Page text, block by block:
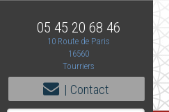
05 45 20 68 46
10 Route de Paris
16560
Tourriers
| Contact